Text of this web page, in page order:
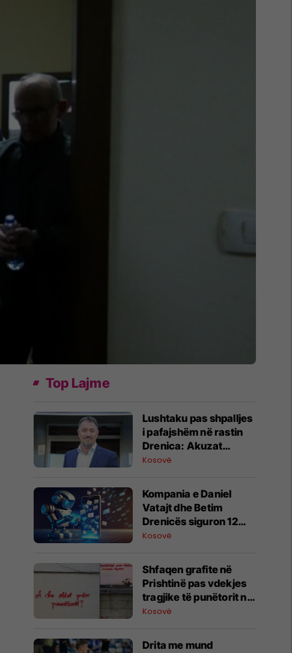
Top Lajme
Lushtaku pas shpalljes
i pafajshëm në rastin
Drenica: Akuzat
bazoheshin në
rrejshëm
Kosovë
Kompania e Daniel
Vatajt dhe Betim
Drenicës siguron 12
milionë dollarë për
mesazheve me AI
Kosovë
Shfaqen grafite në
Prishtinë pas vdekjes
tragjike të punëtorit në
vendpunishte
Kosovë
Drita me mund